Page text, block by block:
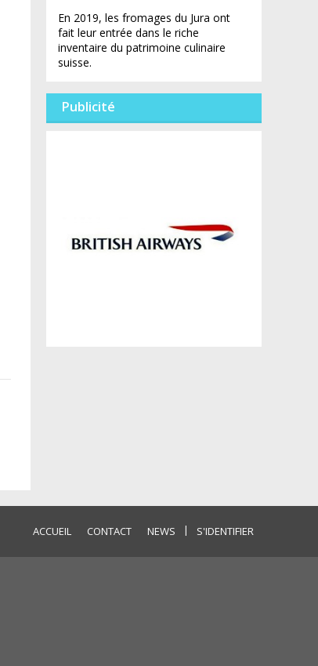
En 2019, les fromages du Jura ont
fait leur entrée dans le riche
inventaire du patrimoine culinaire
suisse.
Publicité
ACCUEIL CONTACT NEWS | S'IDENTIFIER